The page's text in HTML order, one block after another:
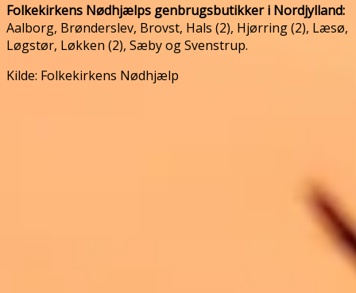
Folkekirkens Nødhjælps genbrugsbutikker i Nordjylland:
Aalborg, Brønderslev, Brovst, Hals (2), Hjørring (2), Læsø,
Løgstør, Løkken (2), Sæby og Svenstrup.
Kilde: Folkekirkens Nødhjælp